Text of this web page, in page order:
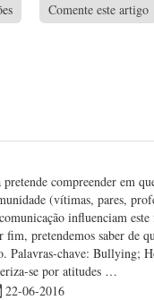
Comente este artigo
compreender em
(vítimas, pares,
influenciam
pretendemos saber de
Palavras-chave:
se por atitudes …
22-06-2016